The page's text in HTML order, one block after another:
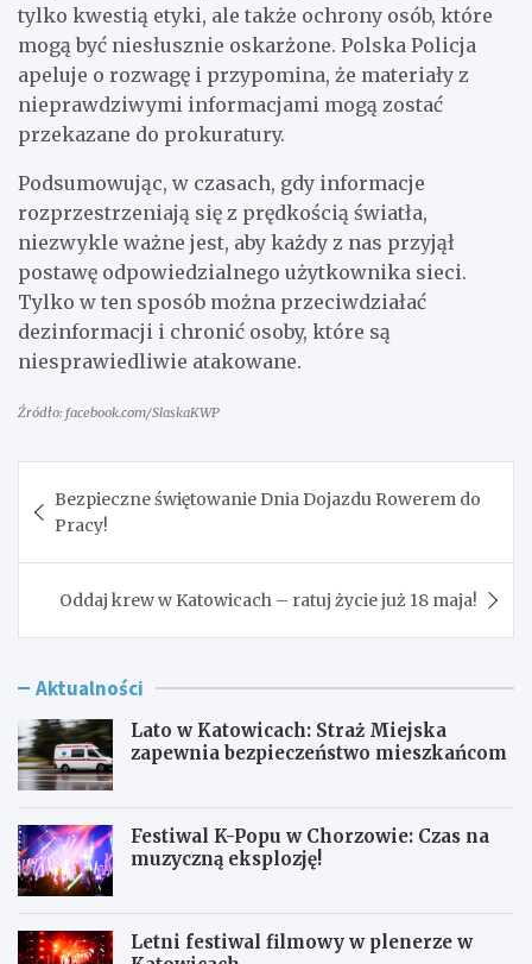
tylko kwestią etyki, ale także ochrony osób, które
mogą być niesłusznie oskarżone. Polska Policja
apeluje o rozwagę i przypomina, że materiały z
nieprawdziwymi informacjami mogą zostać
przekazane do prokuratury.
Podsumowując, w czasach, gdy informacje
rozprzestrzeniają się z prędkością światła,
niezwykle ważne jest, aby każdy z nas przyjął
postawę odpowiedzialnego użytkownika sieci.
Tylko w ten sposób można przeciwdziałać
dezinformacji i chronić osoby, które są
niesprawiedliwie atakowane.
Źródło: facebook.com/SlaskaKWP
wpisu
Bezpieczne świętowanie Dnia Dojazdu Rowerem do
Pracy!
Oddaj krew w Katowicach – ratuj życie już 18 maja!
Aktualności
Lato w Katowicach: Straż Miejska
zapewnia bezpieczeństwo mieszkańcom
Festiwal K-Popu w Chorzowie: Czas na
muzyczną eksplozję!
Letni festiwal filmowy w plenerze w